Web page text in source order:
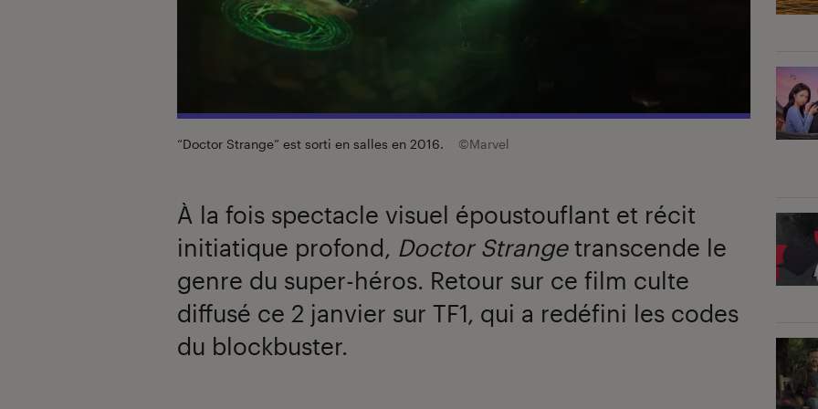
“Doctor Strange” est sorti en salles en 2016. ©Marvel
À la fois spectacle visuel époustouflant et récit
initiatique profond, Doctor Strangetranscende le
genre du super-héros. Retour sur ce film culte
diffusé ce 2 janvier sur TF1, qui a redéfini les codes
du blockbuster.